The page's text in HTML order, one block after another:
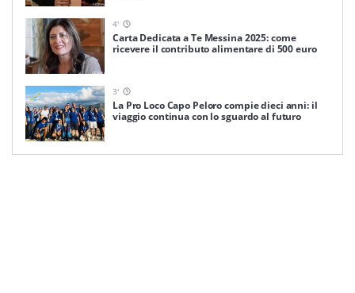
4'
Carta Dedicata a Te Messina 2025: come
ricevere il contributo alimentare di 500 euro
3'
La Pro Loco Capo Peloro compie dieci anni: il
viaggio continua con lo sguardo al futuro